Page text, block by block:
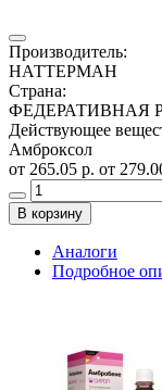
Производитель:
НАТТЕРМАН
Страна:
ФЕДЕРАТИВНАЯ
Действующее
Амброксол
от 265.05 р. от
В корзину
Аналоги
Подробное